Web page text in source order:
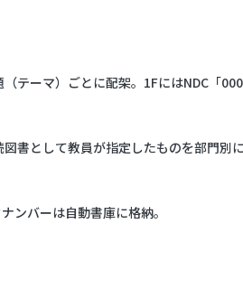
ーマ）ごとに配架。1FにはNDC「
として教員が指定したものを部門別
バーは自動書庫に格納。